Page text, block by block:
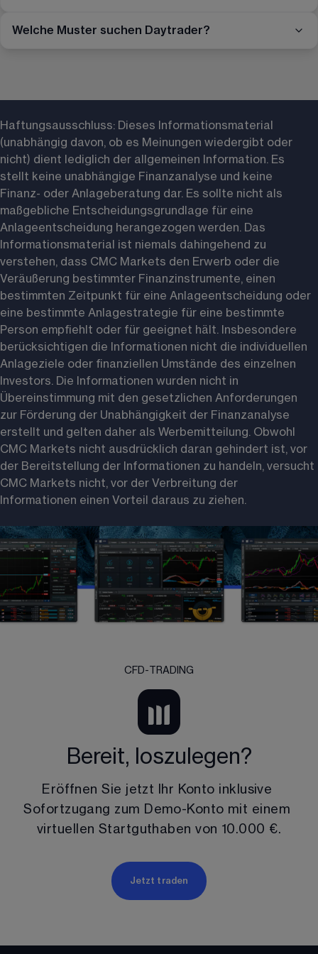
Welche Muster suchen Daytrader?
Haftungsausschluss: Dieses Informationsmaterial
(unabhängig davon, ob es Meinungen wiedergibt oder
nicht) dient lediglich der allgemeinen Information. Es
stellt keine unabhängige Finanzanalyse und keine
Finanz- oder Anlageberatung dar. Es sollte nicht als
maßgebliche Entscheidungsgrundlage für eine
Anlageentscheidung herangezogen werden. Das
Informationsmaterial ist niemals dahingehend zu
verstehen, dass CMC Markets den Erwerb oder die
Veräußerung bestimmter Finanzinstrumente, einen
bestimmten Zeitpunkt für eine Anlageentscheidung oder
eine bestimmte Anlagestrategie für eine bestimmte
Person empfiehlt oder für geeignet hält. Insbesondere
berücksichtigen die Informationen nicht die individuellen
Anlageziele oder finanziellen Umstände des einzelnen
Investors. Die Informationen wurden nicht in
Übereinstimmung mit den gesetzlichen Anforderungen
zur Förderung der Unabhängigkeit der Finanzanalyse
erstellt und gelten daher als Werbemitteilung. Obwohl
CMC Markets nicht ausdrücklich daran gehindert ist, vor
der Bereitstellung der Informationen zu handeln, versucht
CMC Markets nicht, vor der Verbreitung der
Informationen einen Vorteil daraus zu ziehen.
CFD-TRADING
Bereit, loszulegen?
Eröffnen Sie jetzt Ihr Konto inklusive
Sofortzugang zum Demo-Konto mit einem
virtuellen Startguthaben von 10.000 €
Jetzt traden